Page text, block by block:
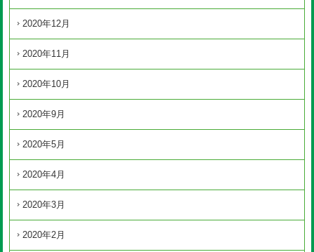
2020年12月
2020年11月
2020年10月
2020年9月
2020年5月
2020年4月
2020年3月
2020年2月